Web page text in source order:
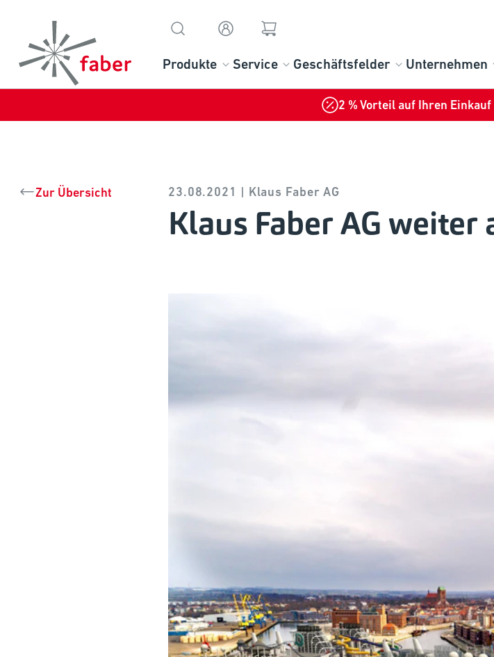
Produkte Service Geschäftsfelder Unternehmen
2 % Vorteil auf Ihren
Zur Übersicht 23.08.2021 | Klaus Faber AG
Klaus Faber AG